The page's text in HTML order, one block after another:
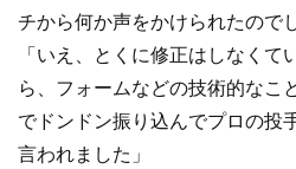
チから何か声をかけられたので
「いえ、とくに修正はしなく
ら、フォームなどの技術的なこ
でドンドン振り込んでプロの投
言われました」